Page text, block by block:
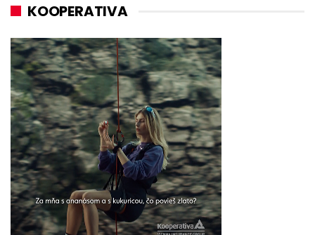
KOOPERATIVA